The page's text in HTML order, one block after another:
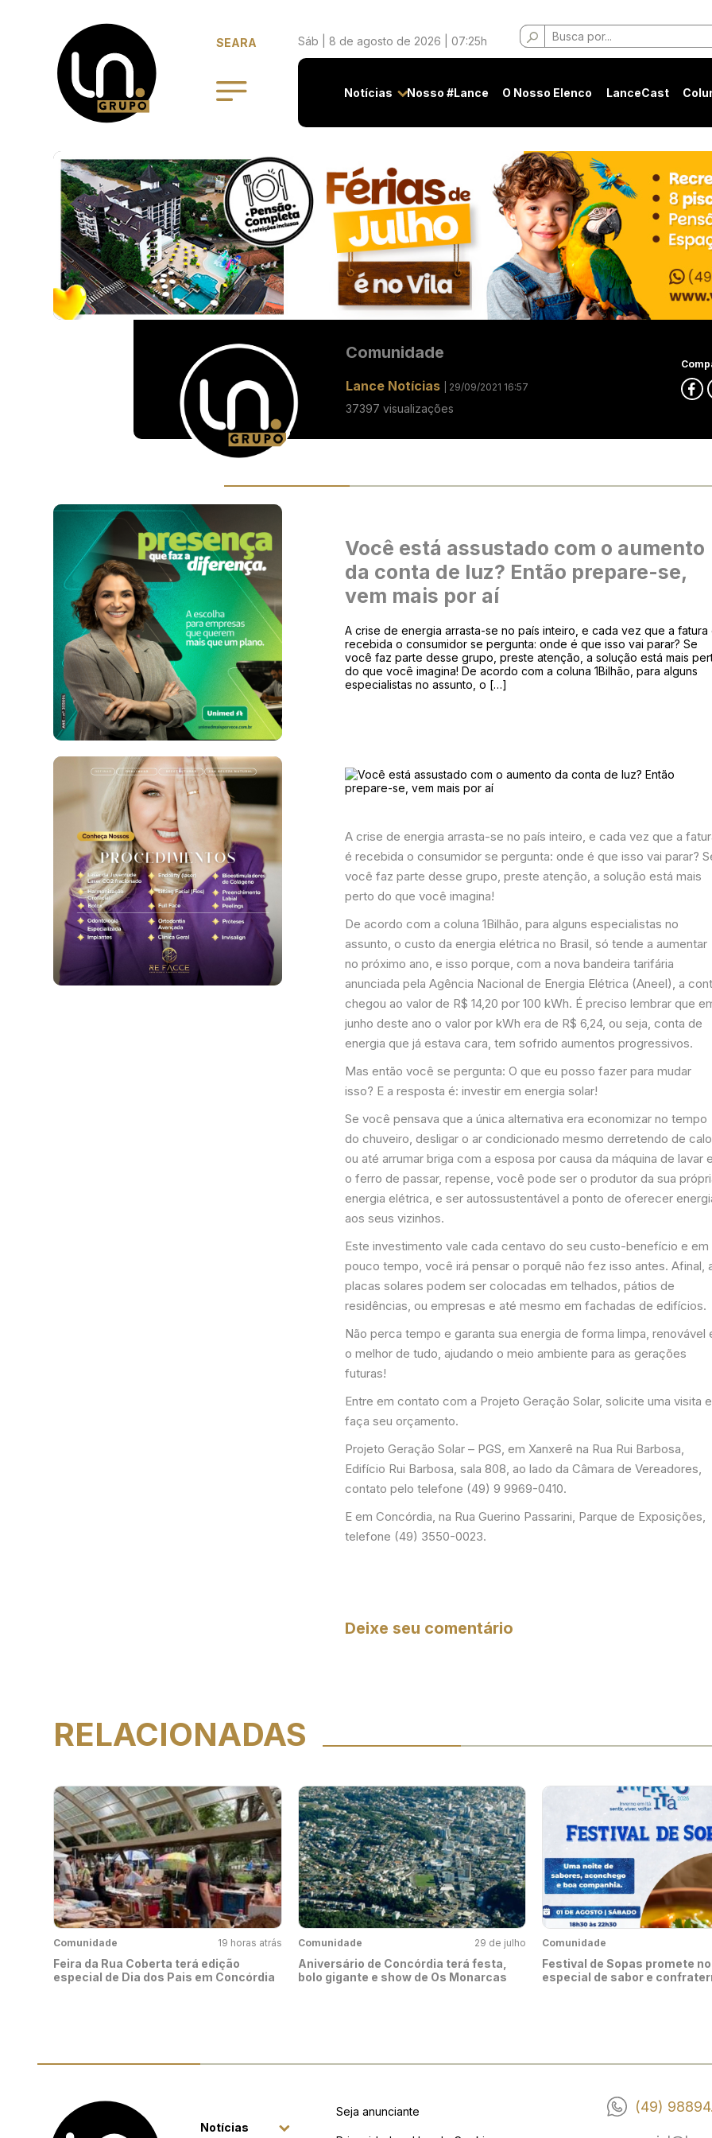
SEARA Sáb | 8 de agosto de 2026 | 07:25h
Buscar
por:
Notícias Nosso #Lance O Nosso Elenco LanceCast
Comunidade
Lance Notícias | 29/09/2021 16:57
37397 visualizações
Você está assustado com o aumento
da conta de luz? Então prepare-se,
vem mais por aí
A crise de energia arrasta-se no país inteiro, e cada vez que a fatura
recebida o consumidor se pergunta: onde é que isso vai parar? Se
você faz parte desse grupo, preste atenção, a solução está mais
do que você imagina! De acordo com a coluna 1Bilhão, para alguns
especialistas no assunto, o […]
A crise de energia arrasta-se no país inteiro, e cada vez que a
é recebida o consumidor se pergunta: onde é que isso vai parar?
você faz parte desse grupo, preste atenção, a solução está mais
perto do que você imagina!
De acordo com a coluna 1Bilhão, para alguns especialistas no
assunto, o custo da energia elétrica no Brasil, só tende a aumentar
no próximo ano, e isso porque, com a nova bandeira tarifária
anunciada pela Agência Nacional de Energia Elétrica (Aneel), a
chegou ao valor de R$ 14,20 por 100 kWh. É preciso lembrar que
junho deste ano o valor por kWh era de R$ 6,24, ou seja, conta de
energia que já estava cara, tem sofrido aumentos progressivos.
Mas então você se pergunta: O que eu posso fazer para mudar
isso? E a resposta é: investir em energia solar!
Se você pensava que a única alternativa era economizar no tempo
do chuveiro, desligar o ar condicionado mesmo derretendo de
ou até arrumar briga com a esposa por causa da máquina de lavar e
o ferro de passar, repense, você pode ser o produtor da sua
energia elétrica, e ser autossustentável a ponto de oferecer
aos seus vizinhos.
Este investimento vale cada centavo do seu custo-benefício e em
pouco tempo, você irá pensar o porquê não fez isso antes. Afinal,
placas solares podem ser colocadas em telhados, pátios de
residências, ou empresas e até mesmo em fachadas de edifícios.
Não perca tempo e garanta sua energia de forma limpa, renovável
o melhor de tudo, ajudando o meio ambiente para as gerações
futuras!
Entre em contato com a Projeto Geração Solar, solicite uma visita e
faça seu orçamento.
Projeto Geração Solar – PGS, em Xanxerê na Rua Rui Barbosa,
Edifício Rui Barbosa, sala 808, ao lado da Câmara de Vereadores,
contato pelo telefone (49) 9 9969-0410.
E em Concórdia, na Rua Guerino Passarini, Parque de Exposições,
telefone (49) 3550-0023.
Deixe seu comentário
RELACIONADAS
Comunidade 19 horas atrás
Feira da Rua Coberta terá edição
especial de Dia dos Pais em Concórdia
Comunidade 29 de julho
Aniversário de Concórdia terá festa,
bolo gigante e show de Os Monarcas
Comunidade
Festival de Sopas promete
especial de sabor e
Notícias
Seja anunciante (49)